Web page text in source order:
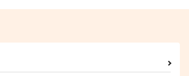
専売 1,290円